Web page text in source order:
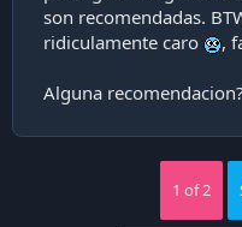
son recomendadas.
ridiculamente caro
,
Alguna recomendacion?
1 of 2